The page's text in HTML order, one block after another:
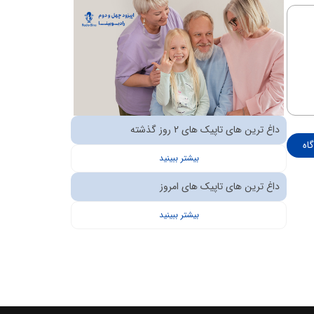
داغ ترین های تاپیک های 2 روز گذشته
بیشتر ببینید
داغ ترین های تاپیک های امروز
بیشتر ببینید